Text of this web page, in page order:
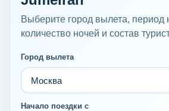
Выберите город вылета, период
количество ночей и состав
Город вылета
Начало поездки с